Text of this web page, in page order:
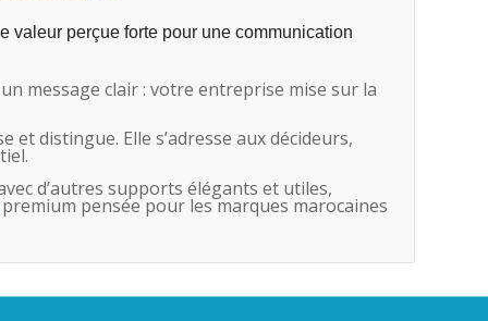
valeur perçue forte pour une communication
message clair : votre entreprise mise sur la
et distingue. Elle s’adresse aux décideurs,
d’autres supports élégants et utiles,
premium pensée pour les marques marocaines